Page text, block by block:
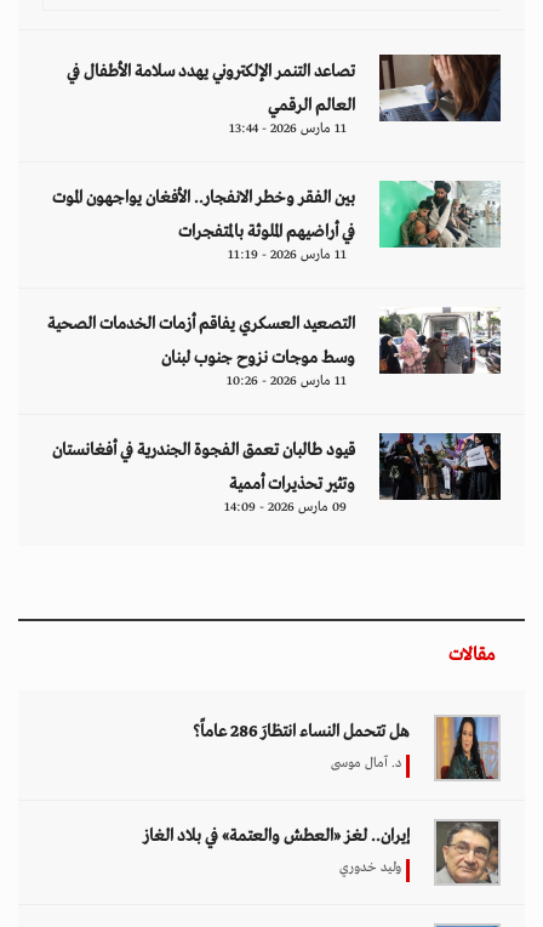
تصاعد التنمر الإلكتروني يهدد سلامة الأطفال في
العالم الرقمي
11 مارس 2026 - 13:44
بين الفقر وخطر الانفجار.. الأفغان يواجهون الموت
في أراضيهم الملوثة بالمتفجرات
11 مارس 2026 - 11:19
التصعيد العسكري يفاقم أزمات الخدمات الصحية
وسط موجات نزوح جنوب لبنان
11 مارس 2026 - 10:26
قيود طالبان تعمق الفجوة الجندرية في أفغانستان
وتثير تحذيرات أممية
09 مارس 2026 - 14:09
مقالات
هل تتحمل النساء انتظارَ 286 عاماً؟
د. آمال موسى
إيران.. لغز «العطش والعتمة» في بلاد الغاز
وليد خدوري